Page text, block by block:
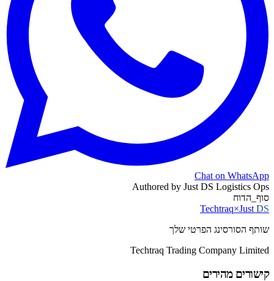
Chat on WhatsApp
Authored by Just DS Logistics Ops
סוף_הדוח
Techtraq×Just DS
שותף הסורסינג הפרטי שלך
Techtraq Trading Company Limited
קישורים מהירים